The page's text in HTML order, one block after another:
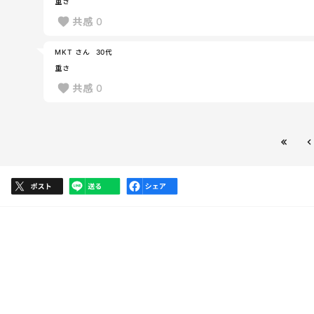
共感 0
MKT さん
30代
重さ
共感 0